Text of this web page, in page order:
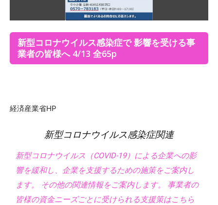
新型コロナウイルス感染症で 影響を受ける事
業者の皆様へ 4/13 全65p
経済産業省HP
新型コロナウイルス感染症関連
新型コロナウイルス（COVID-19）による企業への影
響を緩和し、企業を支援するための施策をご案内し
ます。 その他の関連情報をご案内します。 事業者の
皆様の資金ニーズごとに受けられる支援策はこちら